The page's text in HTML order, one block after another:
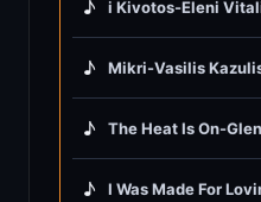
♪ i Kivotos-Eleni
♪ Mikri-Vasilis
♪ The Heat Is On-
♪ I Was Made For